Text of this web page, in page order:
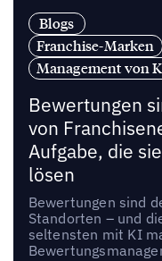
Blogs
Franchise-Marken
Management von
Bewertungen
von
Aufgabe, die
lösen
Bewertungen sind
Standorten – und
seltensten mit KI